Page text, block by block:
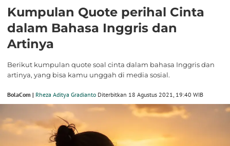
Kumpulan Quote perihal Cinta
dalam Bahasa Inggris dan
Artinya
Berikut kumpulan quote soal cinta dalam bahasa Inggris dan
artinya, yang bisa kamu unggah di media sosial.
BolaCom | Rheza Aditya Gradianto Diterbitkan 18 Agustus 2021, 19:40 WIB